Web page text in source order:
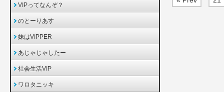
VIPってなんぞ？
のとーりあす
妹はVIPPER
あじゃじゃしたー
社会生活VIP
ワロタニッキ